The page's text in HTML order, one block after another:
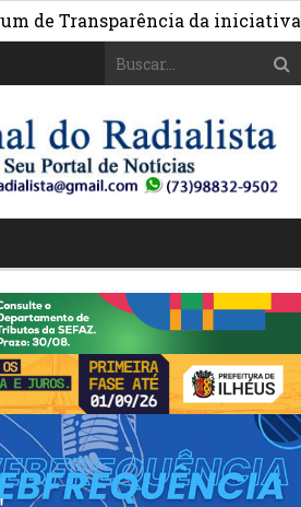
Transparência da iniciativa em